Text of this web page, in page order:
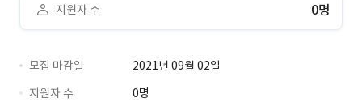
지원자 수 0명
모집 마감일
2021년 09월 02일
지원자 수
0명